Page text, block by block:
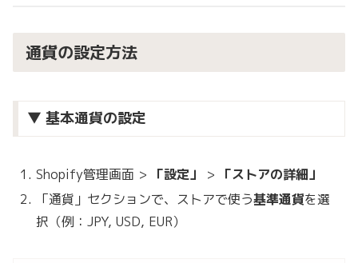
通貨の設定方法
▼ 基本通貨の設定
Shopify管理画面 > 「設定」 >
「ストアの詳細」
「通貨」セクションで、ストアで使う基準通貨を選
択（例：JPY, USD, EUR）